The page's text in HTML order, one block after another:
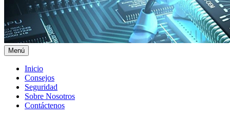
Menú
Menú
principal
Inicio
Consejos
Seguridad
Sobre Nosotros
Contáctenos